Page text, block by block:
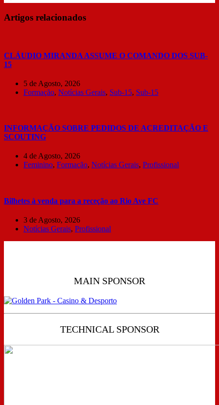
Artigos relacionados
CLÁUDIO MIRANDA ASSUME O COMANDO DOS SUB-
15
5 de Agosto, 2026
Formação, Notícias Gerais, Sub-15, Sub-15
INFORMAÇÃO SOBRE PEDIDOS DE ACREDITAÇÃO E
SCOUTING
4 de Agosto, 2026
Feminino, Formação, Notícias Gerais, Profissional
Bilhetes à venda para a receção ao Rio Ave FC
3 de Agosto, 2026
Notícias Gerais, Profissional
MAIN SPONSOR
TECHNICAL SPONSOR